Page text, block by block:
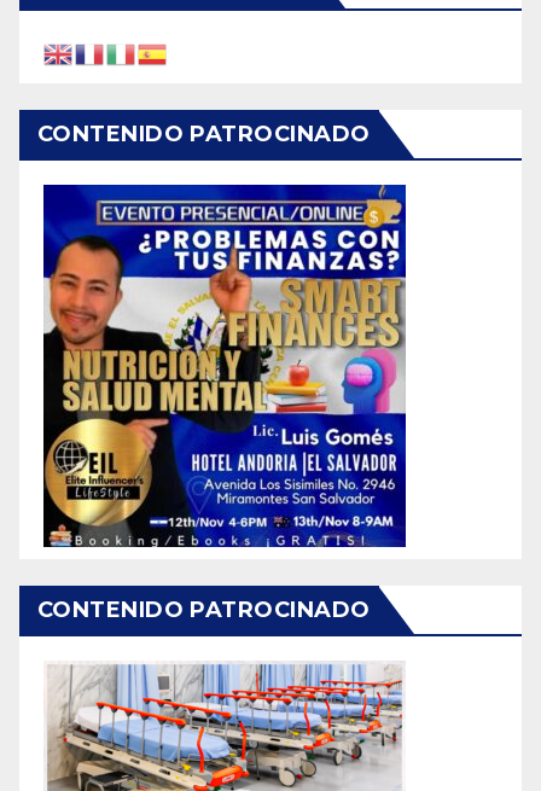
CONTENIDO PATROCINADO
CONTENIDO PATROCINADO